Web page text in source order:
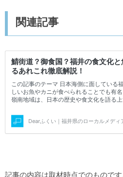
関連記事
記事の内容は取材時点でのものです